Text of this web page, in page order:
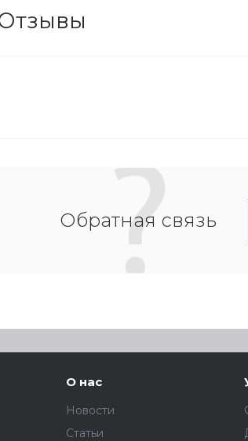
Обратная связь
О нас
Новости
Статьи